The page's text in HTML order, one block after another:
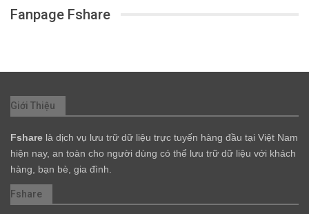
Fanpage Fshare
Giới Thiệu
Fshare là dịch vụ lưu trữ dữ liệu trực tuyến hàng đầu tại Việt Nam
hiện nay, an toàn cho người dùng có thể lưu trữ dữ liệu với khách
hàng, bạn bè, gia đình.
Fshare